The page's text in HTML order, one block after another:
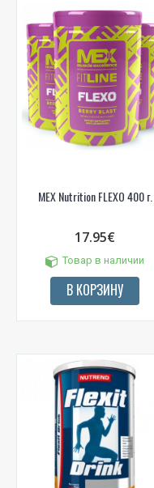
MEX Nutrition FLEXO 400 г.
17.95€
Товар в наличии
В КОРЗИНУ